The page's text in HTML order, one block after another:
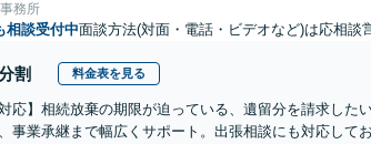
務所
相談受付中面談方法(対面・電話・ビデオなど)は応相談
割 料金表を見る
対応】相続放棄の期限が迫っている、遺留分を請求し
事業承継まで幅広くサポート。出張相談にも対応して